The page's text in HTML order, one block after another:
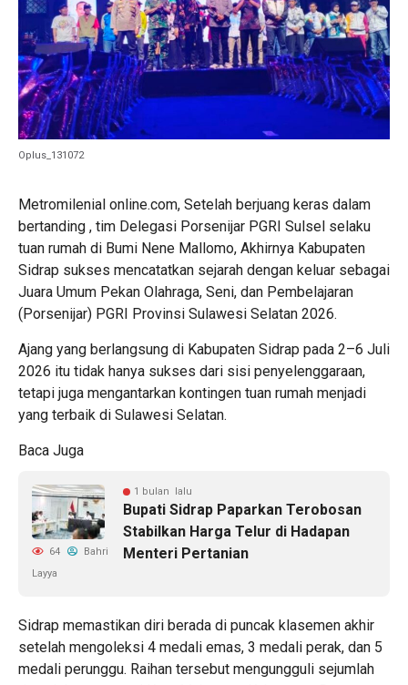
Oplus_131072
Metromilenial online.com, Setelah berjuang keras dalam
bertanding , tim Delegasi Porsenijar PGRI Sulsel selaku
tuan rumah di Bumi Nene Mallomo, Akhirnya Kabupaten
Sidrap sukses mencatatkan sejarah dengan keluar sebagai
Juara Umum Pekan Olahraga, Seni, dan Pembelajaran
(Porsenijar) PGRI Provinsi Sulawesi Selatan 2026.
Ajang yang berlangsung di Kabupaten Sidrap pada 2–6 Juli
2026 itu tidak hanya sukses dari sisi penyelenggaraan,
tetapi juga mengantarkan kontingen tuan rumah menjadi
yang terbaik di Sulawesi Selatan.
Baca Juga
1 bulan lalu
Bupati Sidrap Paparkan Terobosan
Stabilkan Harga Telur di Hadapan
Menteri Pertanian
64
Bahri
Layya
Sidrap memastikan diri berada di puncak klasemen akhir
setelah mengoleksi 4 medali emas, 3 medali perak, dan 5
medali perunggu. Raihan tersebut mengungguli sejumlah